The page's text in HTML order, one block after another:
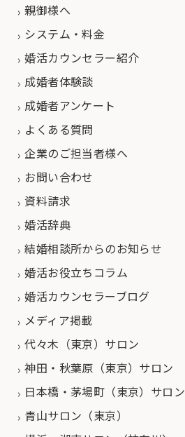
親御様へ
システム・料金
婚活カウンセラー紹介
成婚者体験談
成婚者アンケート
よくある質問
企業のご担当者様へ
お問い合わせ
資料請求
婚活辞典
結婚相談所からのお知らせ
婚活お役立ちコラム
婚活カウンセラーブログ
メディア掲載
代々木（東京）サロン
神田・秋葉原（東京）サロン
日本橋・茅場町（東京）サロン
青山サロン（東京）